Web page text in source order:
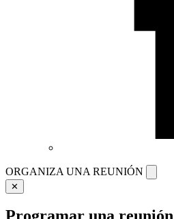
ORGANIZA UNA REUNIÓN
✕